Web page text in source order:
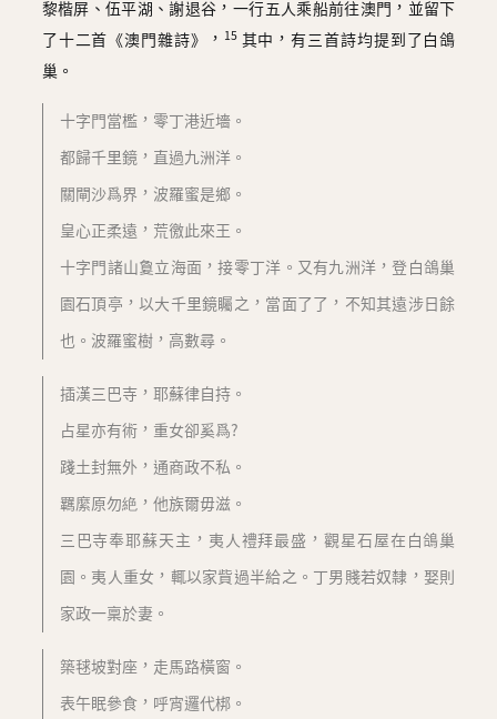
黎楷屏、伍平湖、謝退谷，一行五人乘船前往澳門，並留下
了十二首《澳門雜詩》，
15其中，有三首詩均提到了白鴿
巢。
十字門當檻，零丁港近墻。
都歸千里鏡，直過九洲洋。
關閘沙爲界，波羅蜜是鄉。
皇心正柔遠，荒徼此來王。
十字門諸山敻立海面，接零丁洋。又有九洲洋，登白鴿巢
園石頂亭，以大千里鏡矚之，當面了了，不知其遠涉日餘
也。波羅蜜樹，高數尋。
插漢三巴寺，耶蘇律自持。
占星亦有術，重女卻奚爲?
踐土封無外，通商政不私。
羈縻原勿絶，他族爾毋滋。
三巴寺奉耶蘇天主，夷人禮拜最盛，觀星石屋在白鴿巢
園。夷人重女，輒以家貲過半給之。丁男賤若奴隸，娶則
家政一稟於妻。
築毬坡對座，走馬路橫窗。
表午眠參食，呼宵邏代梆。